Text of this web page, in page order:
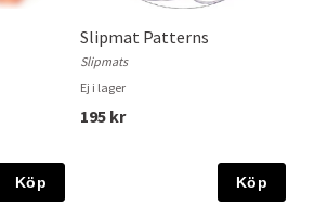
Köp
Slipmat Patterns
Slipmats
Ej i lager
195 kr
Köp